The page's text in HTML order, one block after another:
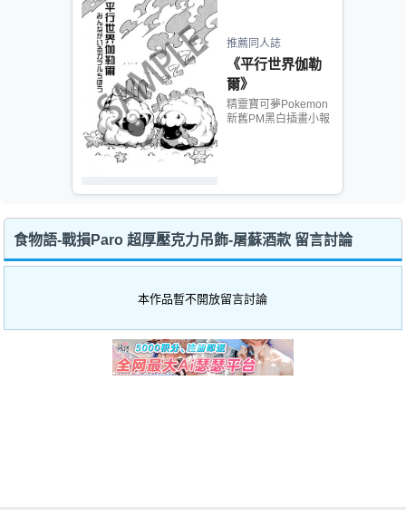
推薦同人誌
《平行世界伽勒
爾》
精靈寶可夢Pokemon
新舊PM黑白插畫小報
食物語-戰損Paro 超厚壓克力吊飾-屠蘇酒款 留言討論
本作品暫不開放留言討論